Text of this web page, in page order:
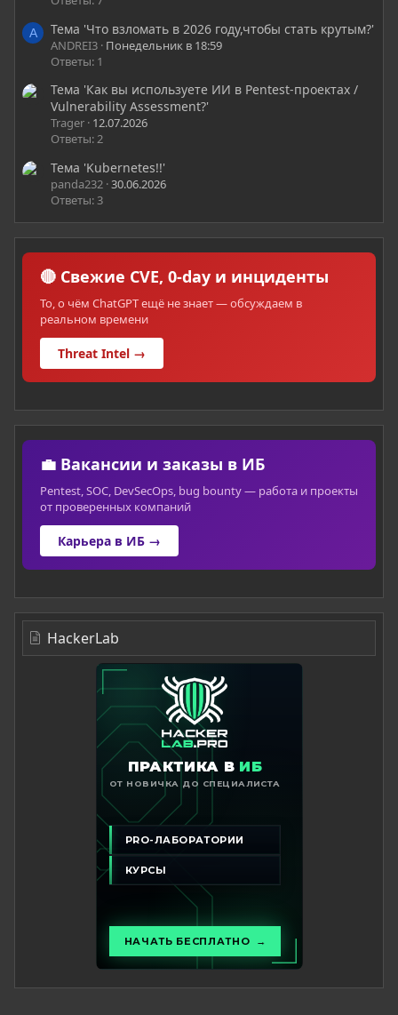
A Тема 'Что взломать в 2026 году,чтобы стать крутым?'
ANDREI3 Понедельник в 18:59
Ответы: 1
Тема 'Как вы используете ИИ в Pentest-проектах /
Vulnerability Assessment?'
Trager 12.07.2026
Ответы: 2
Тема 'Kubernetes!!'
panda232 30.06.2026
Ответы: 3
🔴 Свежие CVE, 0-day и инциденты
То, о чём ChatGPT ещё не знает — обсуждаем в
реальном времени
Threat Intel →
💼 Вакансии и заказы в ИБ
Pentest, SOC, DevSecOps, bug bounty — работа и проекты
от проверенных компаний
Карьера в ИБ →
HackerLab